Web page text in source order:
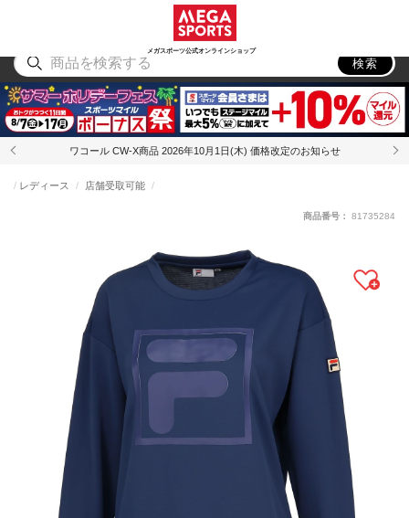
メガスポーツ公式オンラインショップ
アウトドア
検索
ワコール CW-X商品 2026年10月1日(木) 価格改定のお知らせ
レディース 店舗受取可能
商品番号： 81735284